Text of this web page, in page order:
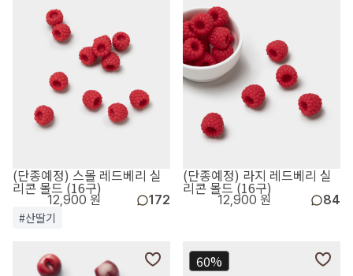
(단종예정) 스몰 레드베리 실
리콘 몰드 (16구)
12,900 원 172
#산딸기
(단종예정) 라지 레드베리 실
리콘 몰드 (16구)
12,900 원 84
60%